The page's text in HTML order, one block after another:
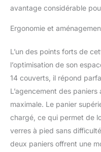
avantage considérable
Ergonomie et
L’un des points forts de
l’optimisation de son
14 couverts, il répond
L’agencement des
maximale. Le panier
chargé, ce qui permet de
verres à pied sans
deux paniers offrent une